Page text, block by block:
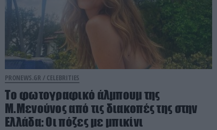
PRONEWS.GR / CELEBRITIES
Το φωτογραφικό άλμπουμ της
Μ.Μενούνος από τις διακοπές της στην
Ελλάδα: Οι πόζες με μπικίνι